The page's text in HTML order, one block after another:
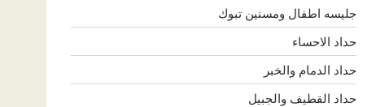
جليسه اطفال ومسنين تبوك
حداد الاحساء
حداد الدمام والخبر
حداد القطيف والجبيل